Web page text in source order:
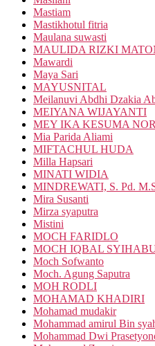
Mastiam
Mastikhotul fitria
Maulana suwasti
MAULIDA RIZKI
Mawardi
Maya Sari
MAYUSNITAL
Meilanuvi Abdhi Dzakia
MEIYANA WIJAYANTI
MEY IKA KESUMA
Mia Parida Aliami
MIFTACHUL HUDA
Milla Hapsari
MINATI WIDIA
MINDREWATI, S. Pd.
Mira Susanti
Mirza syaputra
Mistini
MOCH FARIDLO
MOCH IQBAL
Moch Sofwanto
Moch. Agung Saputra
MOH RODLI
MOHAMAD KHADIRI
Mohamad mudakir
Mohammad amirul Bin
Mohammad Dwi